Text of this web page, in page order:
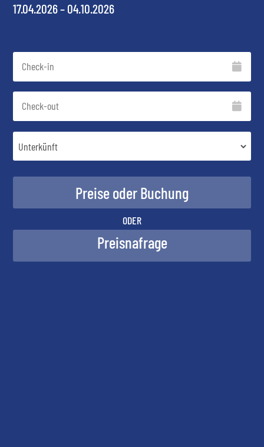
17.04.2026 – 04.10.2026
ODER
Preisnafrage